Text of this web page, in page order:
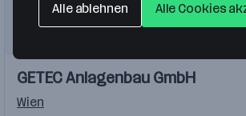
GETEC Anlagenbau GmbH
Wien
Alle ablehnen Alle Cookies